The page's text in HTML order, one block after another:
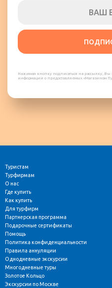
Нажимая кнопку подписаться на рассылку, Вы
информации о предоставляемых «Магазином
Туристам
Турфирмам
О нас
Где купить
Как купить
Для турфирм
Партнерская программа
Подарочные сертификаты
Помощь
Политика конфиденциальности
Правила аннуляции
Однодневные экскурсии
Многодневные туры
Золотое Кольцо
Экскурсии по Москве